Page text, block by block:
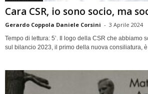
Cara CSR, io sono socio, ma
Gerardo Coppola Daniele Corsini - 3 Aprile 2024
Tempo di lettura: 5’. Il logo della CSR che abbiamo
sul bilancio 2023, il primo della nuova consiliatura, è